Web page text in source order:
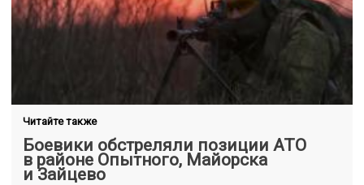
Читайте также
Боевики обстреляли позиции АТО
в районе Опытного, Майорска
и Зайцево